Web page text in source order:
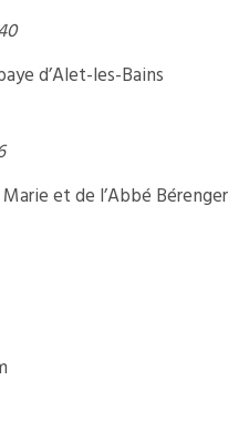
d’Alet-les-Bains
et de l’Abbé Bérenger